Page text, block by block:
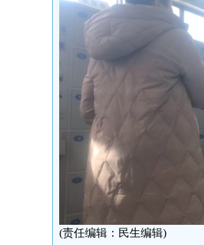
(责任编辑：民生编辑)